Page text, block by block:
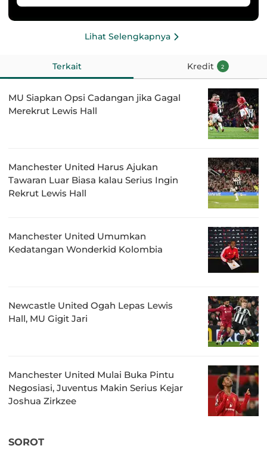
Lihat Selengkapnya
Terkait Kredit 2
MU Siapkan Opsi Cadangan jika Gagal
Merekrut Lewis Hall
Manchester United Harus Ajukan
Tawaran Luar Biasa kalau Serius Ingin
Rekrut Lewis Hall
Manchester United Umumkan
Kedatangan Wonderkid Kolombia
Newcastle United Ogah Lepas Lewis
Hall, MU Gigit Jari
Manchester United Mulai Buka Pintu
Negosiasi, Juventus Makin Serius Kejar
Joshua Zirkzee
SOROT